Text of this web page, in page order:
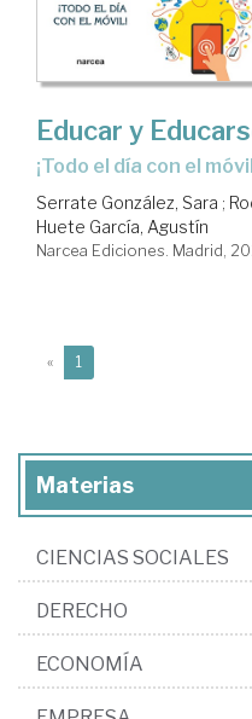
Educar y
¡Todo el día con el
Serrate González, Sara ;
Huete García, Agustín
Narcea Ediciones. Madrid,
« 1
Materias
CIENCIAS SOCIALES
DERECHO
ECONOMÍA